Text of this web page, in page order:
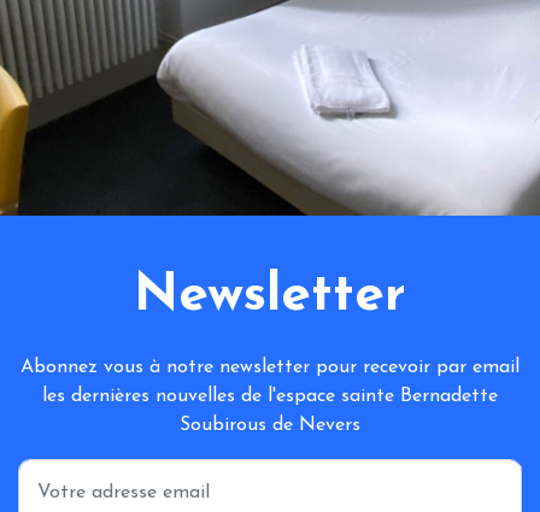
Newsletter
Abonnez vous à notre newsletter pour recevoir par email
les dernières nouvelles de l'espace sainte Bernadette
Soubirous de Nevers
*